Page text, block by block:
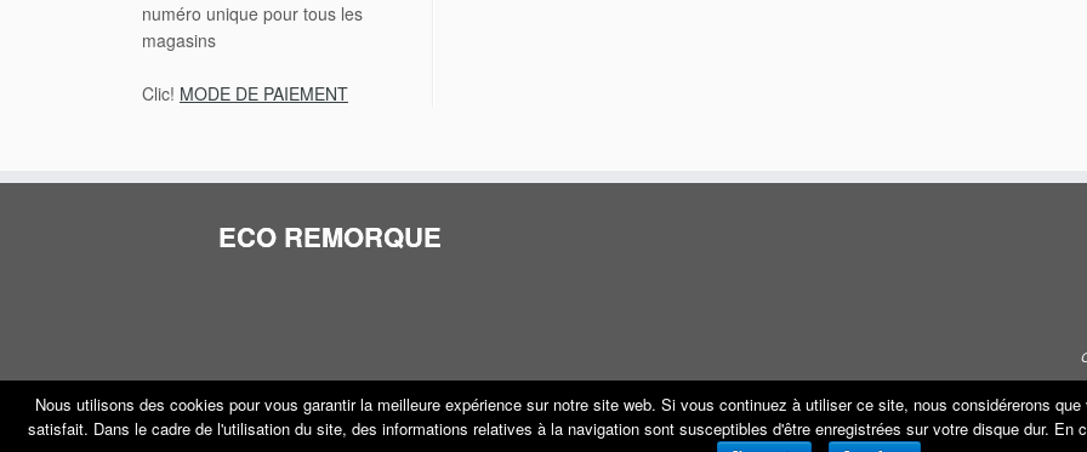
numéro unique pour tous les
magasins
Clic! MODE DE PAIEMENT
ECO REMORQUE
Nous utilisons des cookies pour vous garantir la meilleure expérience sur notre site web. Si vous continuez à utiliser ce site, nous considérerons
satisfait. Dans le cadre de l'utilisation du site, des informations relatives à la navigation sont susceptibles d'être enregistrées sur votre disque dur.